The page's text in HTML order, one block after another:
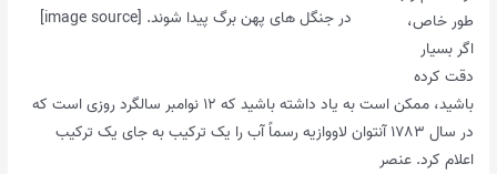
در جنگل های پهن برگ پیدا شوند. [image source]
طور خاص،
اگر بسیار
دقت کرده
باشید، ممکن است به یاد داشته باشید که ۱۲ نوامبر سالگرد روزی است که
در سال ۱۷۸۳ آنتوان لاووازیه رسماً آب را یک ترکیب به جای یک ترکیب
اعلام کرد. عنصر